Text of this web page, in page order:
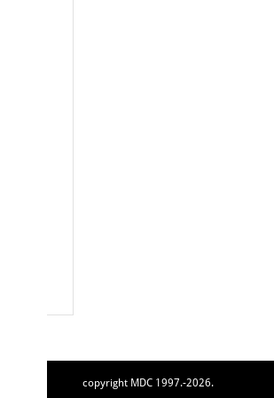
copyright MDC 1997.-2026.